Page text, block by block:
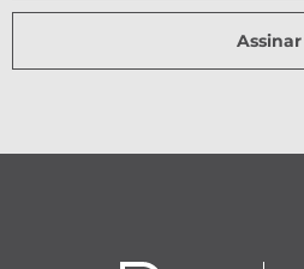
Assinar